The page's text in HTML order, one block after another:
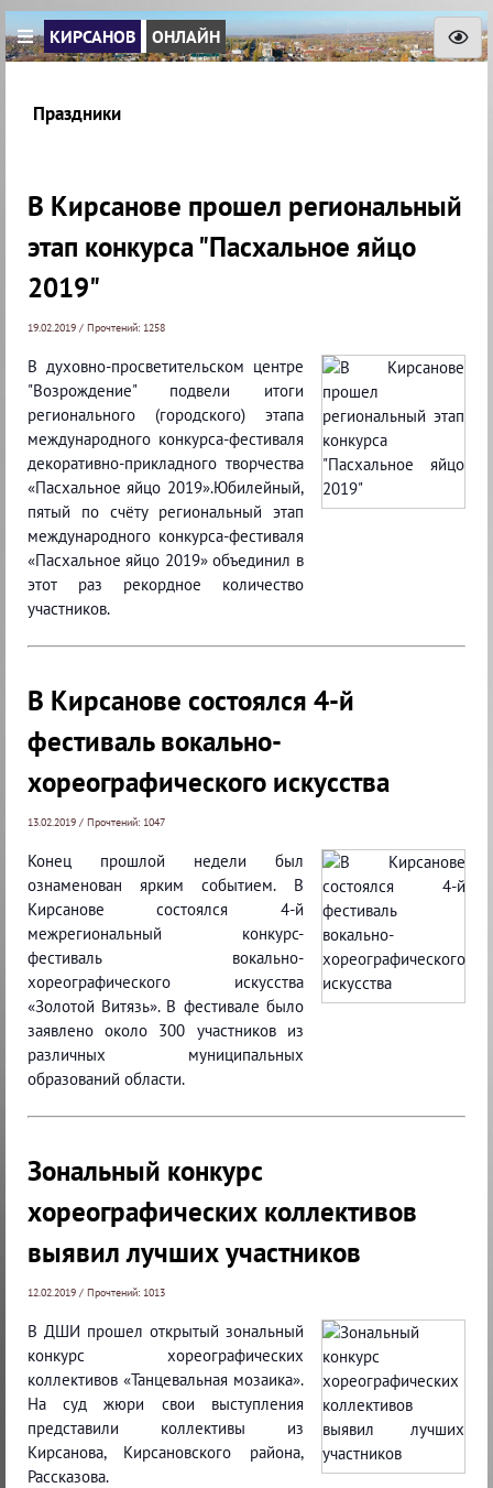
КИРСАНОВ ОНЛАЙН
Праздники
В Кирсанове прошел региональный
этап конкурса "Пасхальное яйцо
2019"
19.02.2019 / Прочтений: 1258
В духовно-просветительском центре
"Возрождение" подвели итоги
регионального (городского) этапа
международного конкурса-фестиваля
декоративно-прикладного творчества
«Пасхальное яйцо 2019».Юбилейный,
пятый по счёту региональный этап
международного конкурса-фестиваля
«Пасхальное яйцо 2019» объединил в
этот раз рекордное количество
участников.
В Кирсанове состоялся 4-й
фестиваль вокально-
хореографического искусства
13.02.2019 / Прочтений: 1047
Конец прошлой недели был
ознаменован ярким событием. В
Кирсанове состоялся 4-й
межрегиональный конкурс-
фестиваль вокально-
хореографического искусства
«Золотой Витязь». В фестивале было
заявлено около 300 участников из
различных муниципальных
образований области.
Зональный конкурс
хореографических коллективов
выявил лучших участников
12.02.2019 / Прочтений: 1013
В ДШИ прошел открытый зональный
конкурс хореографических
коллективов «Танцевальная мозаика».
На суд жюри свои выступления
представили коллективы из
Кирсанова, Кирсановского района,
Рассказова.